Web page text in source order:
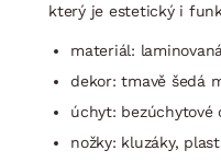
který je estetický i
materiál:
dekor: tmavě šedá
úchyt: bezúchytové
nožky: kluzáky,